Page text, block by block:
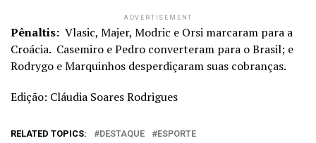
ADVERTISEMENT
Pênaltis: Vlasic, Majer, Modric e Orsi marcaram para a
Croácia. Casemiro e Pedro converteram para o Brasil; e
Rodrygo e Marquinhos desperdiçaram suas cobranças.
Edição: Cláudia Soares Rodrigues
RELATED TOPICS: DESTAQUE ESPORTE